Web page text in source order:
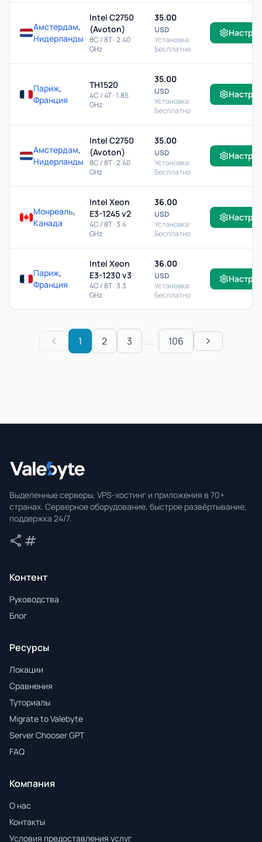
Амстердам,
Нидерланды
Intel C2750
(Avoton)
8C / 8T · 2.40
GHz
35.00
USD
Установка:
Бесплатно
Париж,
Франция
TH1520
4C / 4T · 1.85
GHz
35.00
USD
Установка:
Бесплатно
Амстердам,
Нидерланды
Intel C2750
(Avoton)
8C / 8T · 2.40
GHz
35.00
USD
Установка:
Бесплатно
Монреаль,
Канада
Intel Xeon
E3-1245 v2
4C / 8T · 3.4
GHz
36.00
USD
Установка:
Бесплатно
Париж,
Франция
Intel Xeon
E3-1230 v3
4C / 8T · 3.3
GHz
36.00
USD
Установка:
Бесплатно
Previous1 2 3 ... 106 Next
Выделенные серверы, VPS-хостинг и приложения в 70+
странах. Серверное оборудование, быстрое развёртывание,
поддержка 24/7.
share Поделиться
tag
Контент
Руководства
Блог
Ресурсы
Локации
Сравнения
Туториалы
Migrate to Valebyte
Server Chooser GPT
FAQ
Компания
О нас
Контакты
Условия предоставления услуг